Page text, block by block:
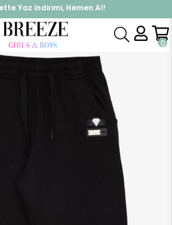
Yaz İndirimi, Hemen Al!
İndirimi Kap, Hemen Üye Ol!
0
Giyim Eşofman Altı Erkek Çocuk Eşofman Altı Armalı Cepli Bağcık Aksesuarlı Siyah (8 Yaş)